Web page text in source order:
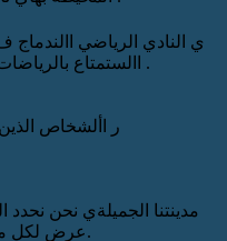
االستمتاع بالرياضات المجتمعيةي ومعها االندماج االجتماع .
• ر األشخاص
مدينتنا الجميلةي نحن
عرض لكل من يريد الحصول عىل موط ئ قدم ف.